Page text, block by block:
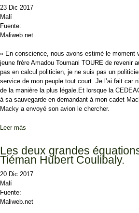
23 Dic 2017
Malí
Fuente:
Maliweb.net
« En conscience, nous avons estimé le moment
jeune frère Amadou Toumani TOURE de revenir
pas en calcul politicien, je ne suis pas un
service de mon peuple tout court. Je l’ai fait car
de la manière la plus légale.Et lorsque la
à sa sauvegarde en demandant à mon cadet
Macky a envoyé son avion le chercher.
Leer más
TOURE.
Les deux grandes
Tiéman Hubert Coulibaly.
20 Dic 2017
Malí
Fuente:
Maliweb.net